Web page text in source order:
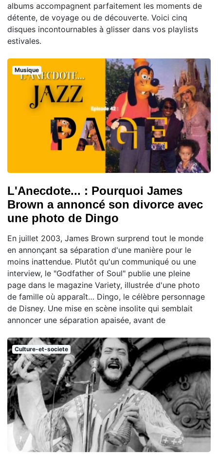
albums accompagnent parfaitement les moments de
détente, de voyage ou de découverte. Voici cinq
disques incontournables à glisser dans vos playlists
estivales.
Musique
L'Anecdote... : Pourquoi James
Brown a annoncé son divorce avec
une photo de Dingo
En juillet 2003, James Brown surprend tout le monde
en annonçant sa séparation d'une manière pour le
moins inattendue. Plutôt qu'un communiqué ou une
interview, le "Godfather of Soul" publie une pleine
page dans le magazine Variety, illustrée d'une photo
de famille où apparaît… Dingo, le célèbre personnage
de Disney. Une mise en scène insolite qui semblait
annoncer une séparation apaisée, avant de
Culture-et-societe